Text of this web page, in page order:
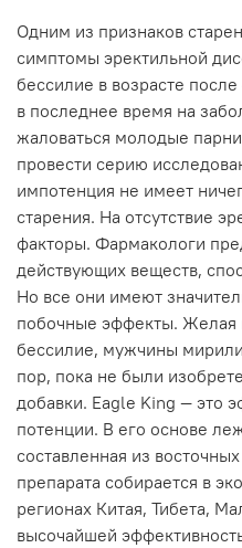
Одним из признаков
симптомы эректильной
бессилие в возрасте
в последнее время на
жаловаться молодые
провести серию
импотенция не имеет
старения. На отсутствие
факторы. Фармакологи
действующих веществ,
Но все они имеют
побочные эффекты. Желая
бессилие, мужчины
пор, пока не были
добавки. Eagle King — это
потенции. В его основе
составленная из
препарата собирается в
регионах Китая, Тибета,
высочайшей